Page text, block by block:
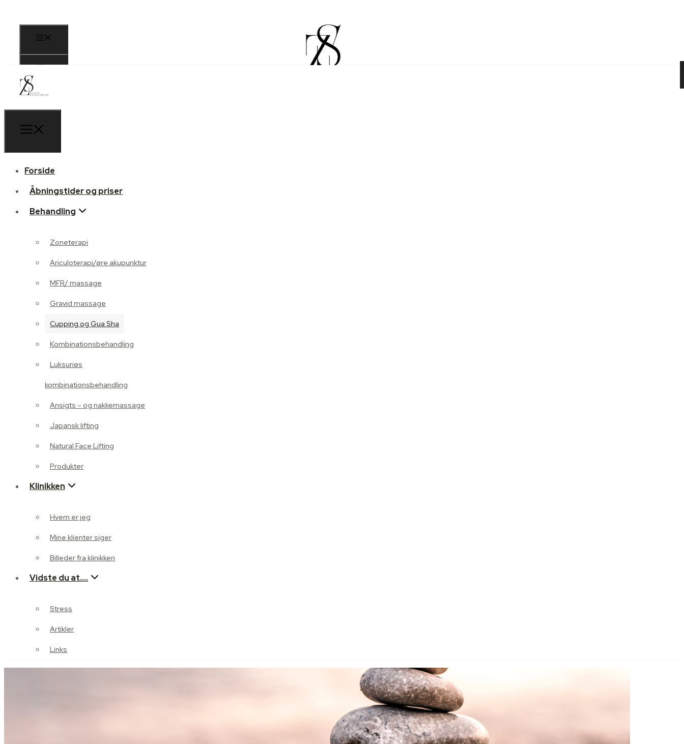
Ariculoterapi/øre akupunktur
MFR/ massage
Hvem er jeg
Mine klienter siger
Billeder fra klinikken
Stress
Artikler
Links
Forside
Åbningstider og priser
Behandling
Zoneterapi
Ariculoterapi/øre akupunktur
MFR/ massage
Gravid massage
Cupping og Gua Sha
Kombinationsbehandling
Luksuriøs
kombinationsbehandling
Ansigts – og nakkemassage
Japansk lifting
Natural Face Lifting
Produkter
Klinikken
Hvem er jeg
Mine klienter siger
Billeder fra klinikken
Vidste du at….
Stress
Artikler
Links